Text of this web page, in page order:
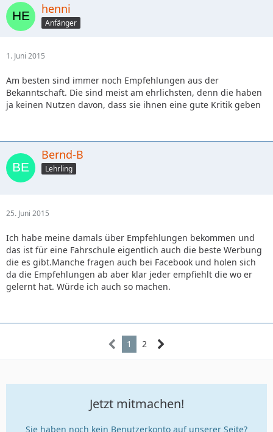
henni
Anfänger
1. Juni 2015
Am besten sind immer noch Empfehlungen aus der
Bekanntschaft. Die sind meist am ehrlichsten, denn die haben
ja keinen Nutzen davon, dass sie ihnen eine gute Kritik geben
Bernd-B
Lehrling
25. Juni 2015
Ich habe meine damals über Empfehlungen bekommen und
das ist für eine Fahrschule eigentlich auch die beste Werbung
die es gibt.Manche fragen auch bei Facebook und holen sich
da die Empfehlungen ab aber klar jeder empfiehlt die wo er
gelernt hat. Würde ich auch so machen.
1 2
Jetzt mitmachen!
Sie haben noch kein Benutzerkonto auf unserer Seite?